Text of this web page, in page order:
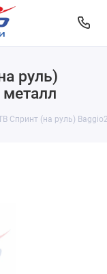
руль)
Спринт (на руль)